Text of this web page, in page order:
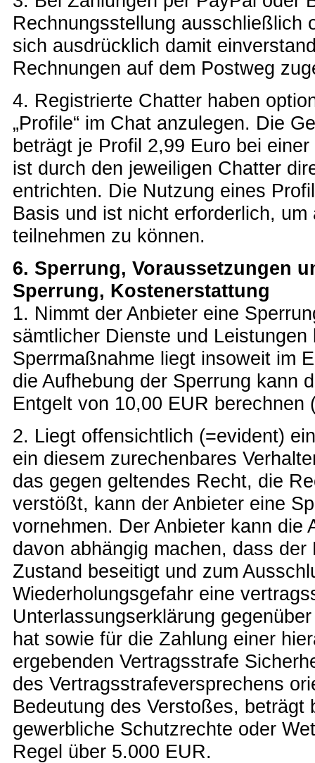
Rechnungsstellung ausschließlich
sich ausdrücklich damit
Rechnungen auf dem Postweg
4. Registrierte Chatter haben
„Profile“ im Chat anzulegen. Die
beträgt je Profil 2,99 Euro bei
ist durch den jeweiligen Chatter
entrichten. Die Nutzung eines
Basis und ist nicht erforderlich,
teilnehmen zu können.
6. Sperrung, Voraussetzungen
Sperrung, Kostenerstattung
1. Nimmt der Anbieter eine
sämtlicher Dienste und
Sperrmaßnahme liegt insoweit im
die Aufhebung der Sperrung kann
Entgelt von 10,00 EUR berechnen
2. Liegt offensichtlich (=evident)
ein diesem zurechenbares
das gegen geltendes Recht, die
verstößt, kann der Anbieter eine
vornehmen. Der Anbieter kann die
davon abhängig machen, dass
Zustand beseitigt und zum
Wiederholungsgefahr eine
Unterlassungserklärung
hat sowie für die Zahlung einer
ergebenden Vertragsstrafe
des Vertragsstrafeversprechens
Bedeutung des Verstoßes, beträgt
gewerbliche Schutzrechte oder
Regel über 5.000 EUR.